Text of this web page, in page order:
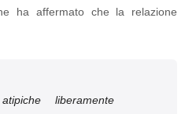
ha affermato che la relazione
liberamente